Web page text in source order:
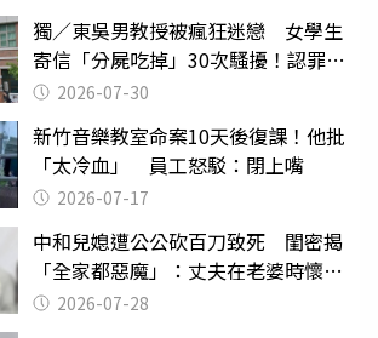
獨／東吳男教授被瘋狂迷戀 女學生
寄信「分屍吃掉」30次騷擾！認罪免
關 2026-07-30
新竹音樂教室命案10天後復課！他批
「太冷血」 員工怒駁：閉上嘴
2026-07-17
中和兒媳遭公公砍百刀致死 閨密揭
「全家都惡魔」：丈夫在老婆時懷孕
摔東西
2026-07-28